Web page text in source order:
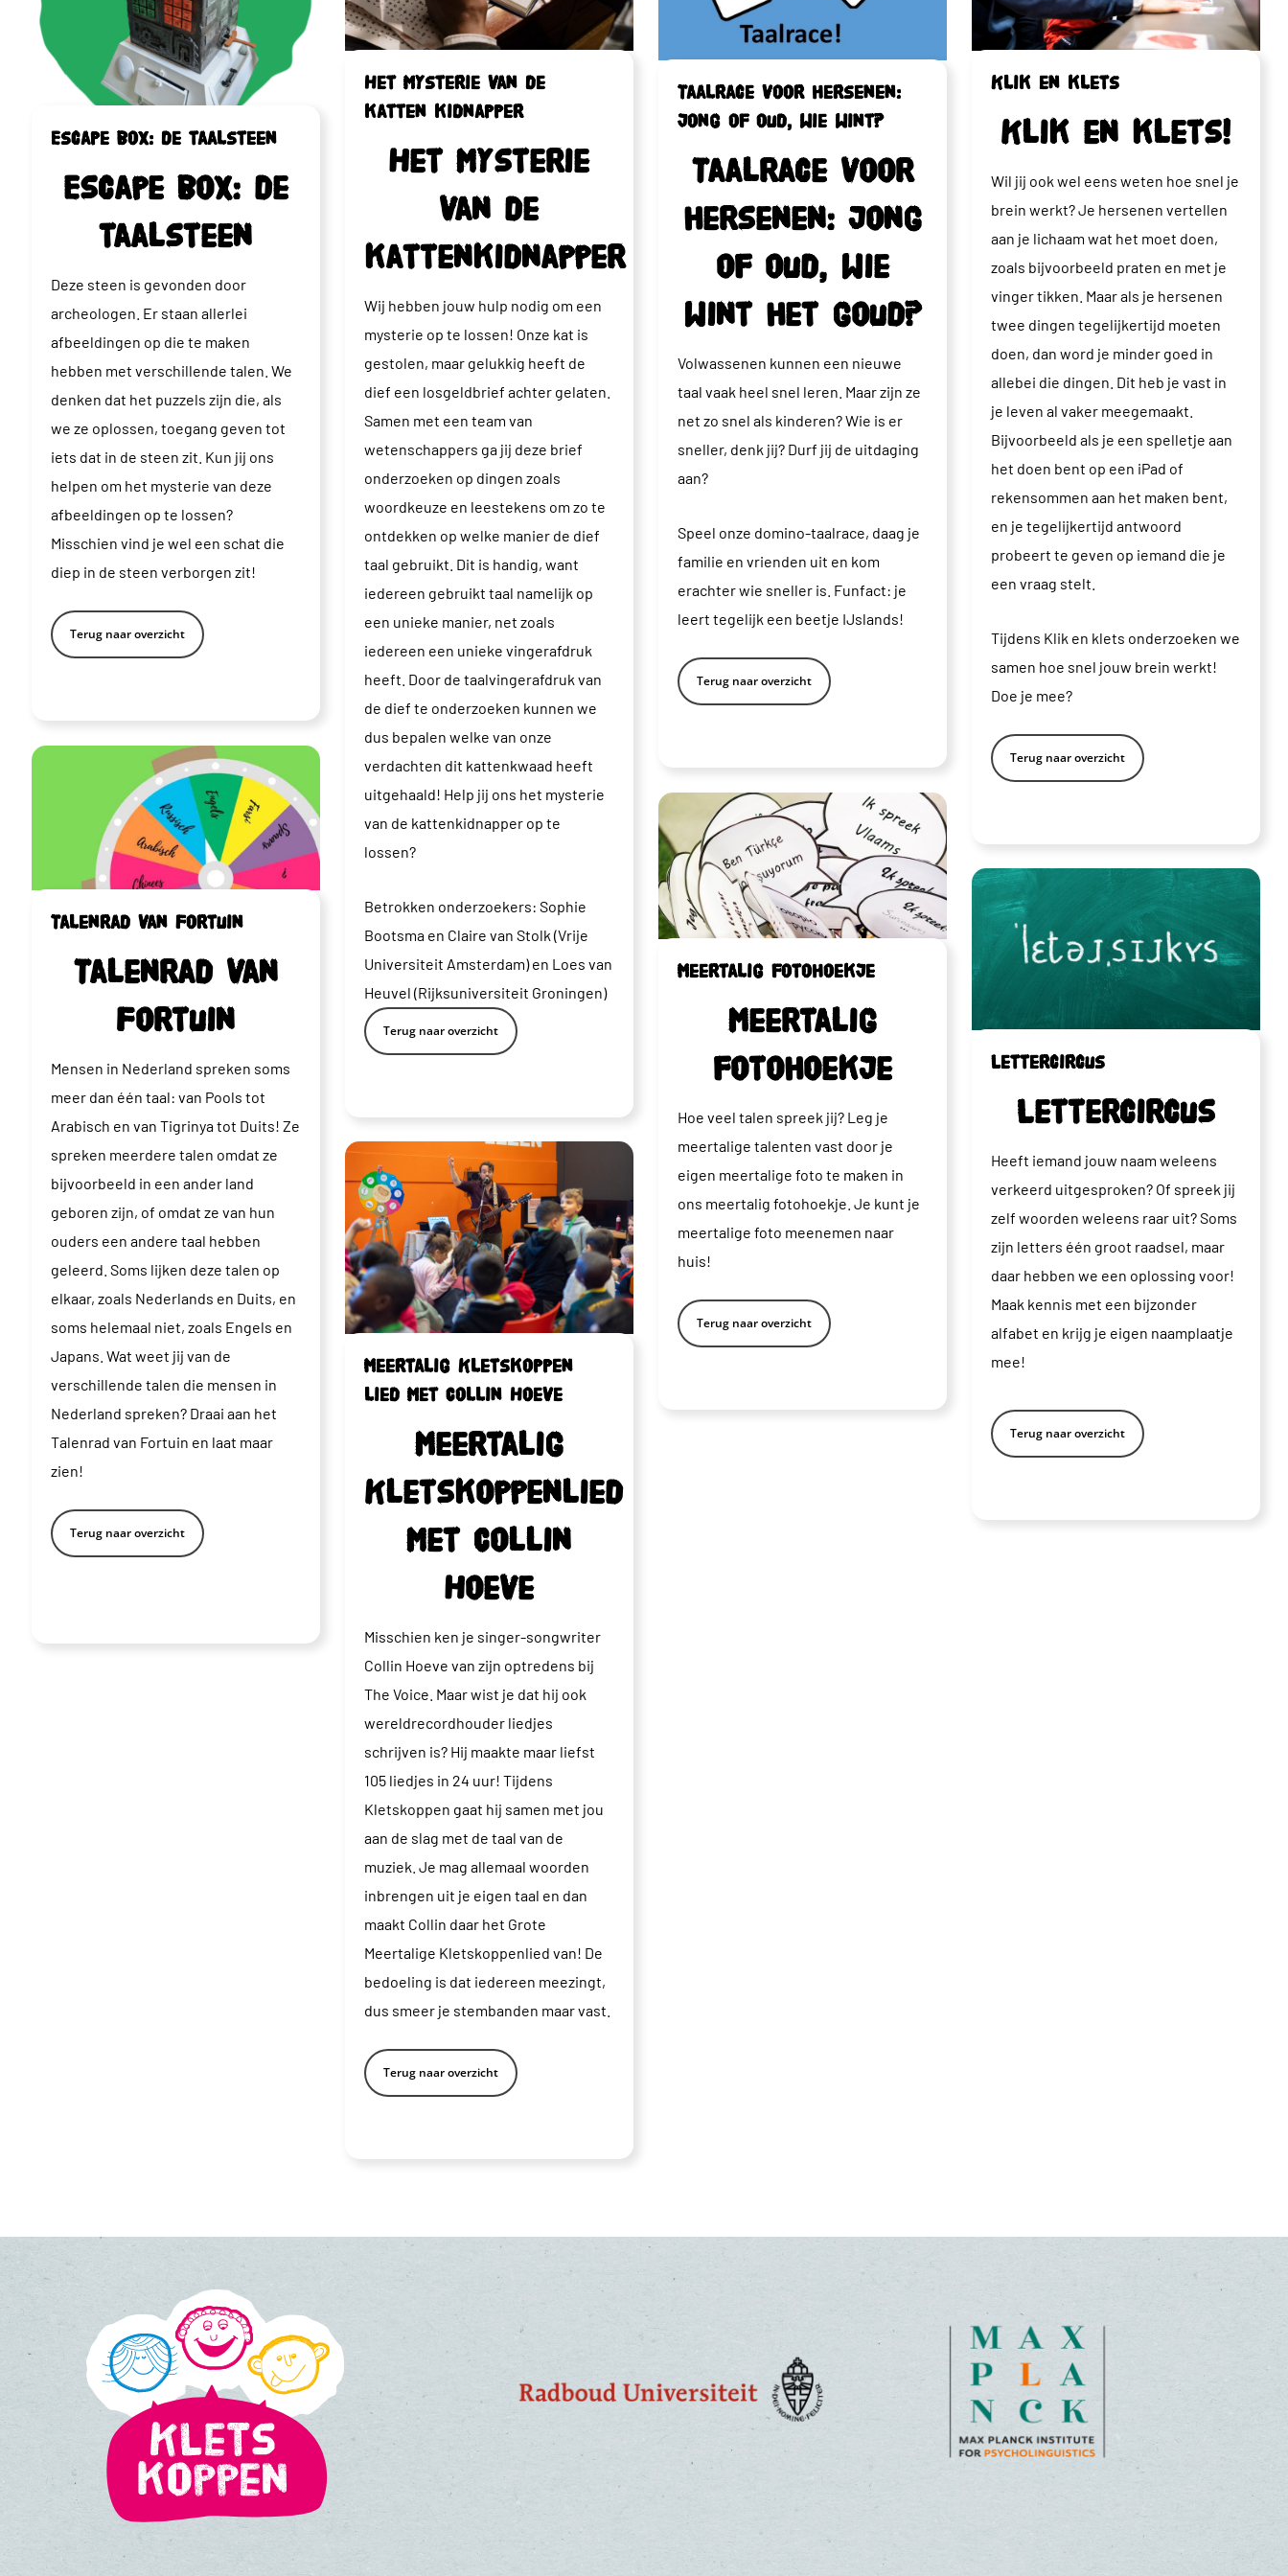
Escape box: de taalsteen
Escape box: de
taalsteen
Deze steen is gevonden door
archeologen. Er staan allerlei
afbeeldingen op die te maken
hebben met verschillende talen. We
denken dat het puzzels zijn die, als
we ze oplossen, toegang geven tot
iets dat in de steen zit. Kun jij ons
helpen om het mysterie van deze
afbeeldingen op te lossen?
Misschien vind je wel een schat die
diep in de steen verborgen zit!
Terug naar overzicht
Het mysterie van de
katten kidnapper
Het mysterie
van de
kattenkidnapper
Wij hebben jouw hulp nodig om een
mysterie op te lossen! Onze kat is
gestolen, maar gelukkig heeft de
dief een losgeldbrief achter gelaten.
Samen met een team van
wetenschappers ga jij deze brief
onderzoeken op dingen zoals
woordkeuze en leestekens om zo te
ontdekken op welke manier de dief
taal gebruikt. Dit is handig, want
iedereen gebruikt taal namelijk op
een unieke manier, net zoals
iedereen een unieke vingerafdruk
heeft. Door de taalvingerafdruk van
de dief te onderzoeken kunnen we
dus bepalen welke van onze
verdachten dit kattenkwaad heeft
uitgehaald! Help jij ons het mysterie
van de kattenkidnapper op te
lossen?
Betrokken onderzoekers: Sophie
Bootsma en Claire van Stolk (Vrije
Universiteit Amsterdam) en Loes van
Heuvel (Rijksuniversiteit Groningen)
Terug naar overzicht
Taalrace voor hersenen:
jong of oud, wie wint?
Taalrace voor
hersenen: jong
of oud, wie
wint het goud?
Volwassenen kunnen een nieuwe
taal vaak heel snel leren. Maar zijn ze
net zo snel als kinderen? Wie is er
sneller, denk jij? Durf jij de uitdaging
aan?
Speel onze domino-taalrace, daag je
familie en vrienden uit en kom
erachter wie sneller is. Funfact: je
leert tegelijk een beetje IJslands!
Terug naar overzicht
Klik en klets
Klik en klets!
Wil jij ook wel eens weten hoe snel je
brein werkt? Je hersenen vertellen
aan je lichaam wat het moet doen,
zoals bijvoorbeeld praten en met je
vinger tikken. Maar als je hersenen
twee dingen tegelijkertijd moeten
doen, dan word je minder goed in
allebei die dingen. Dit heb je vast in
je leven al vaker meegemaakt.
Bijvoorbeeld als je een spelletje aan
het doen bent op een iPad of
rekensommen aan het maken bent,
en je tegelijkertijd antwoord
probeert te geven op iemand die je
een vraag stelt.
Tijdens Klik en klets onderzoeken we
samen hoe snel jouw brein werkt!
Doe je mee?
Terug naar overzicht
Talenrad van Fortuin
Talenrad van
Fortuin
Mensen in Nederland spreken soms
meer dan één taal: van Pools tot
Arabisch en van Tigrinya tot Duits! Ze
spreken meerdere talen omdat ze
bijvoorbeeld in een ander land
geboren zijn, of omdat ze van hun
ouders een andere taal hebben
geleerd. Soms lijken deze talen op
elkaar, zoals Nederlands en Duits, en
soms helemaal niet, zoals Engels en
Japans. Wat weet jij van de
verschillende talen die mensen in
Nederland spreken? Draai aan het
Talenrad van Fortuin en laat maar
zien!
Terug naar overzicht
Meertalig fotohoekje
Meertalig
fotohoekje
Hoe veel talen spreek jij? Leg je
meertalige talenten vast door je
eigen meertalige foto te maken in
ons meertalig fotohoekje. Je kunt je
meertalige foto meenemen naar
huis!
Terug naar overzicht
Lettercircus
Lettercircus
Heeft iemand jouw naam weleens
verkeerd uitgesproken? Of spreek jij
zelf woorden weleens raar uit? Soms
zijn letters één groot raadsel, maar
daar hebben we een oplossing voor!
Maak kennis met een bijzonder
alfabet en krijg je eigen naamplaatje
mee!
Terug naar overzicht
Meertalig Kletskoppen
lied met Collin Hoeve
Meertalig
Kletskoppenlied
met Collin
Hoeve
Misschien ken je singer-songwriter
Collin Hoeve van zijn optredens bij
The Voice. Maar wist je dat hij ook
wereldrecordhouder liedjes
schrijven is? Hij maakte maar liefst
105 liedjes in 24 uur! Tijdens
Kletskoppen gaat hij samen met jou
aan de slag met de taal van de
muziek. Je mag allemaal woorden
inbrengen uit je eigen taal en dan
maakt Collin daar het Grote
Meertalige Kletskoppenlied van! De
bedoeling is dat iedereen meezingt,
dus smeer je stembanden maar vast.
Terug naar overzicht